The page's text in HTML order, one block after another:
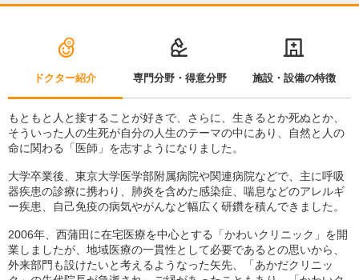
ドクター紹介 専門分野・得意分野 施設・設備の特徴
もともと人と接することが好きで、さらに、生きるとか死ぬとか、
そういった人の生死が自分の人生のテーマの中にあり、自然と人の
命に関わる「医師」を志すようになりました。
大学卒業後、東京大学医学部附属病院や関連病院などで、主に呼吸
器疾患の診療に携わり、肺炎を含めた感染症、喘息などのアレルギ
ー疾患、自己免疫の病気やがんなど幅広く研鑽を積んできました。
2006年、西蒲田に在宅医療を中心とする「かわいクリニック」を開
業しましたが、地域医療の一貫性として必要であるとの思いから、
外来部門も設けたいと考えるようなった矢先、「あかだクリニッ